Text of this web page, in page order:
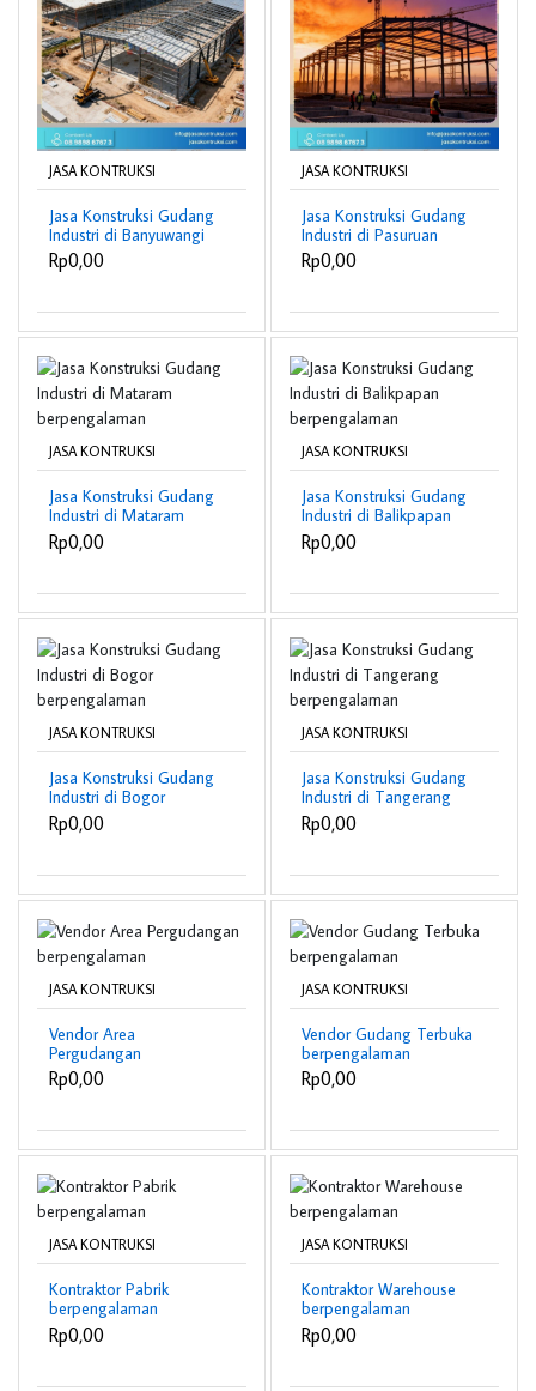
JASA KONTRUKSI
Jasa Konstruksi Gudang
Industri di Banyuwangi
berpengalaman
Rp0,00
JASA KONTRUKSI
Jasa Konstruksi Gudang
Industri di Pasuruan
berpengalaman
Rp0,00
JASA KONTRUKSI
Jasa Konstruksi Gudang
Industri di Mataram
berpengalaman
Rp0,00
JASA KONTRUKSI
Jasa Konstruksi Gudang
Industri di Balikpapan
berpengalaman
Rp0,00
JASA KONTRUKSI
Jasa Konstruksi Gudang
Industri di Bogor
berpengalaman
Rp0,00
JASA KONTRUKSI
Jasa Konstruksi Gudang
Industri di Tangerang
berpengalaman
Rp0,00
JASA KONTRUKSI
Vendor Area
Pergudangan
berpengalaman
Rp0,00
JASA KONTRUKSI
Vendor Gudang Terbuka
berpengalaman
Rp0,00
JASA KONTRUKSI
Kontraktor Pabrik
berpengalaman
Rp0,00
JASA KONTRUKSI
Kontraktor Warehouse
berpengalaman
Rp0,00